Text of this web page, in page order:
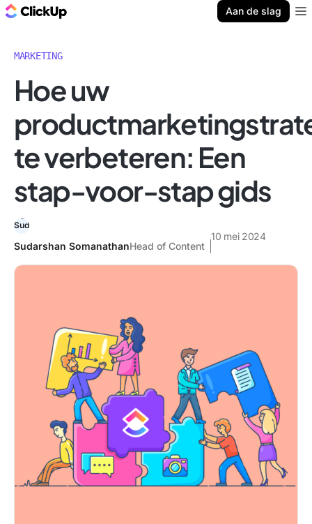
Aan de slag
MARKETING
Hoe uw
te verbeteren: Een
stap-voor-stap gids
Sudarshan SomanathanHead of Content
10 mei 2024